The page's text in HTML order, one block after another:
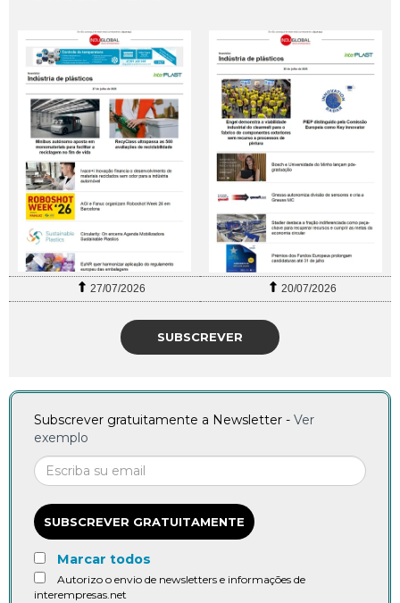
27/07/2026 20/07/2026
SUBSCREVER
Subscrever gratuitamente a Newsletter - Ver
exemplo
SUBSCREVER GRATUITAMENTE
Marcar todos
Autorizo o envio de newsletters e informações de
interempresas.net